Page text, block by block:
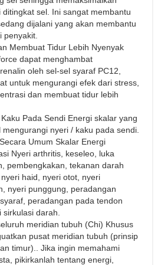
sel. Ini sangat membantu
dijalani yang akan membantu
penyakit.
Membuat Tidur Lebih Nyenyak
dapat menghambat
oleh sel-sel syaraf PC12,
untuk mengurangi efek dari stress,
dan membuat tidur lebih
Pada Sendi Energi skalar yang
nyeri / kaku pada sendi.
Umum Skalar Energi
Nyeri arthritis, keseleo, luka
pembengkakan, tekanan darah
haid, nyeri otot, nyeri
nyeri punggung, peradangan
peradangan pada tendon
darah.
meridian tubuh (Chi) Khusus
pusat meridian tubuh (prinsip
timur).. Jika ingin memahami
pikirkanlah tentang energi,